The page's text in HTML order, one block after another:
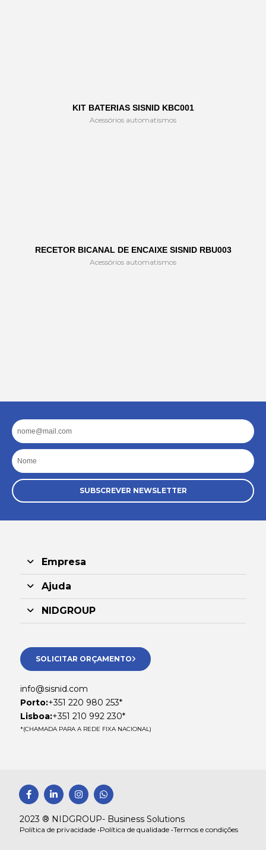
KIT BATERIAS SISNID KBC001
Acessórios automatismos
RECETOR BICANAL DE ENCAIXE SISNID RBU003
Acessórios automatismos
Email
Nome
SUBSCREVER NEWSLETTER
Empresa
Ajuda
NIDGROUP
SOLICITAR ORÇAMENTO
info@sisnid.com
Porto:+351 220 980 253*
Lisboa:+351 210 992 230*
*(CHAMADA PARA A REDE FIXA NACIONAL)
F
a
c
e
b
o
L
i
n
k
e
d
I
n
s
t
a
g
W
h
a
a
2023 ® NIDGROUP- Business Solutions
Política de privacidade •Política de qualidade •Termos e condições